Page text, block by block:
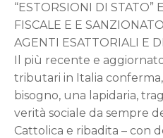
“ESTORSIONI DI STATO”
FISCALE E E
AGENTI ESATTORIALI E
Il più recente e
tributari in Italia
bisogno, una lapidaria,
verità sociale da sempre
Cattolica e ribadita – con